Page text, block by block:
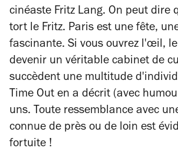
cinéaste Fritz Lang. On peut dire
tort le Fritz. Paris est une fête,
fascinante. Si vous ouvrez l'œil,
devenir un véritable cabinet de
succèdent une multitude
Time Out en a décrit (avec
uns. Toute ressemblance avec
connue de près ou de loin est
fortuite !